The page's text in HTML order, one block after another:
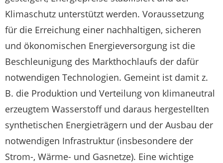
Klimaschutz unterstützt werden. Voraussetzung
für die Erreichung einer nachhaltigen, sicheren
und ökonomischen Energieversorgung ist die
Beschleunigung des Markthochlaufs der dafür
notwendigen Technologien. Gemeint ist damit z.
B. die Produktion und Verteilung von klimaneutral
erzeugtem Wasserstoff und daraus hergestellten
synthetischen Energieträgern und der Ausbau der
notwendigen Infrastruktur (insbesondere der
Strom-, Wärme- und Gasnetze). Eine wichtige